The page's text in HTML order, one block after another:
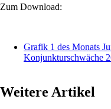
Zum Download:
Grafik 1 des Monats
Konjunkturschwäche
Weitere Artikel